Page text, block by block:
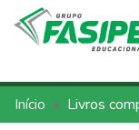
Início